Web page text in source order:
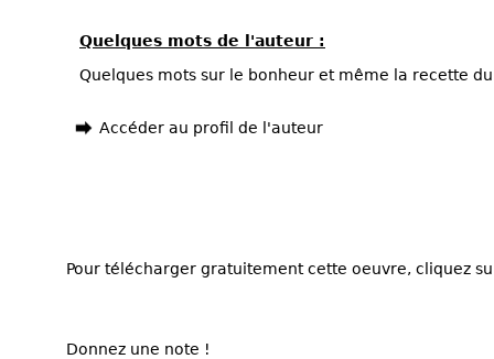
Quelques mots de l'auteur :
Quelques mots sur le bonheur et même la recette
Accéder au profil de l'auteur
Pour télécharger gratuitement cette oeuvre, cliquez
Donnez une note !